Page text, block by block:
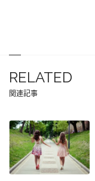
RELATED
関連記事